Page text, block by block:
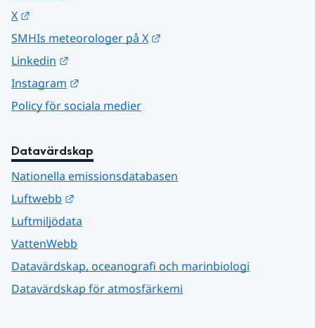
X
SMHIs meteorologer på X
Linkedin
Instagram
Policy för sociala medier
Datavärdskap
Nationella emissionsdatabasen
Luftwebb
Luftmiljödata
VattenWebb
Datavärdskap, oceanografi och marinbiologi
Datavärdskap för atmosfärkemi